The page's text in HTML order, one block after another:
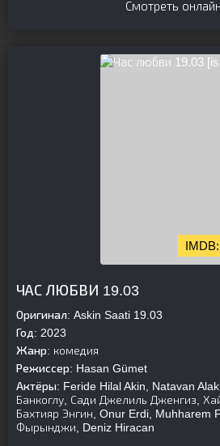
Смотреть онлайн
ЧАС ЛЮБВИ 19.03
Оригинал: Askin Saati 19.03
Год: 2023
Жанр: комедия
Режиссер: Hasan Gümet
Актёры: Feride Hilal Akin, Natavan
Банкоглу, Сади Джелиль Дженгиз,
Бахтияр Энгин, Onur Erdi, Muhharem
Фырынджи, Deniz Hiracan